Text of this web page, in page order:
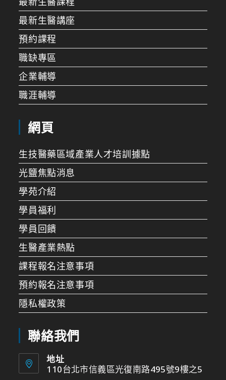
最新生醫講座
預約課程
職缺專區
企業輔導
職涯輔導
網頁
生技醫藥區域產業人才培訓據點
光鹽焦點消息
學苑介紹
學員福利
學員回饋
生醫產業熱點
課程報名注意事項
預約報名注意事項
隱私權政策
聯絡我們
地址
110台北市信義區光復南路495號9樓之5